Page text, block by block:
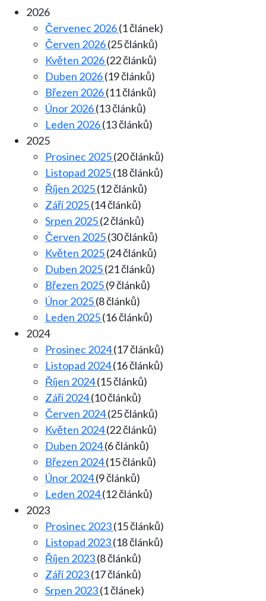
2026
Červenec 2026(1 článek)
Červen 2026(25 článků)
Květen 2026(22 článků)
Duben 2026(19 článků)
Březen 2026(11 článků)
Únor 2026(13 článků)
Leden 2026(13 článků)
2025
Prosinec 2025(20 článků)
Listopad 2025(18 článků)
Říjen 2025(12 článků)
Září 2025(14 článků)
Srpen 2025(2 článků)
Červen 2025(30 článků)
Květen 2025(24 článků)
Duben 2025(21 článků)
Březen 2025(9 článků)
Únor 2025(8 článků)
Leden 2025(16 článků)
2024
Prosinec 2024(17 článků)
Listopad 2024(16 článků)
Říjen 2024(15 článků)
Září 2024(10 článků)
Červen 2024(25 článků)
Květen 2024(22 článků)
Duben 2024(6 článků)
Březen 2024(15 článků)
Únor 2024(9 článků)
Leden 2024(12 článků)
2023
Prosinec 2023(15 článků)
Listopad 2023(18 článků)
Říjen 2023(8 článků)
Září 2023(17 článků)
Srpen 2023(1 článek)